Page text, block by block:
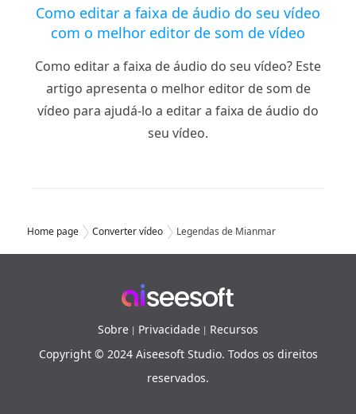
Como editar a faixa de áudio do seu vídeo
com o melhor editor de som de vídeo
Como editar a faixa de áudio do seu vídeo? Este
artigo apresenta o melhor editor de som de
vídeo para ajudá-lo a editar a faixa de áudio do
seu vídeo.
Home page Converter vídeo Legendas de Mianmar
Sobre | Privacidade | Recursos
Copyright © 2024 Aiseesoft Studio. Todos os direitos
reservados.